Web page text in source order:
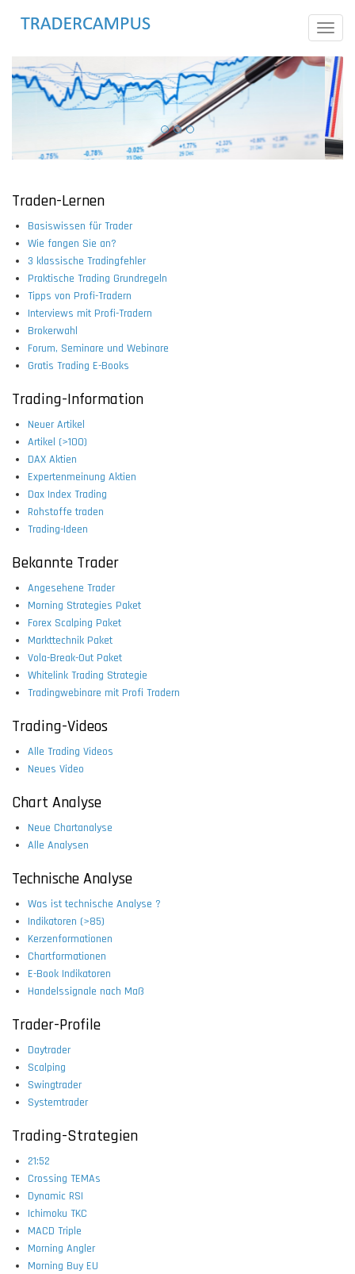
Toggle
Traden-Lernen
Basiswissen für Trader
Wie fangen Sie an?
3 klassische Tradingfehler
Praktische Trading Grundregeln
Tipps von Profi-Tradern
Interviews mit Profi-Tradern
Brokerwahl
Forum, Seminare und Webinare
Gratis Trading E-Books
Trading-Information
Neuer Artikel
Artikel (>100)
DAX Aktien
Expertenmeinung Aktien
Dax Index Trading
Rohstoffe traden
Trading-Ideen
Bekannte Trader
Angesehene Trader
Morning Strategies Paket
Forex Scalping Paket
Markttechnik Paket
Vola-Break-Out Paket
Whitelink Trading Strategie
Tradingwebinare mit Profi Tradern
Trading-Videos
Alle Trading Videos
Neues Video
Chart Analyse
Neue Chartanalyse
Alle Analysen
Technische Analyse
Was ist technische Analyse ?
Indikatoren (>85)
Kerzenformationen
Chartformationen
E-Book Indikatoren
Handelssignale nach Maß
Trader-Profile
Daytrader
Scalping
Swingtrader
Systemtrader
Trading-Strategien
21:52
Crossing TEMAs
Dynamic RSI
Ichimoku TKC
MACD Triple
Morning Angler
Morning Buy EU